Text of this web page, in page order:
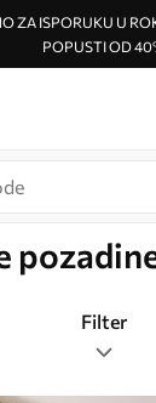
ZA ISPORUKU U
POPUSTI OD
Filter
oznake